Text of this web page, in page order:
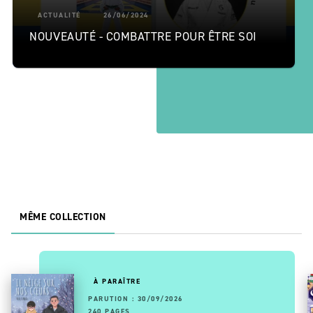
ACTUALITÉ 26/06/2024
NOUVEAUTÉ - COMBATTRE POUR ÊTRE SOI
MÊME COLLECTION
À PARAÎTRE
PARUTION : 30/09/2026